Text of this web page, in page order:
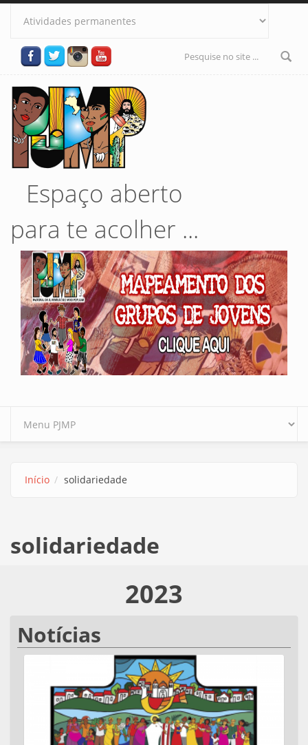
Pular para o conteúdo principal
Formulário
Espaço aberto
para te acolher ...
Início solidariedade
solidariedade
2023
Notícias